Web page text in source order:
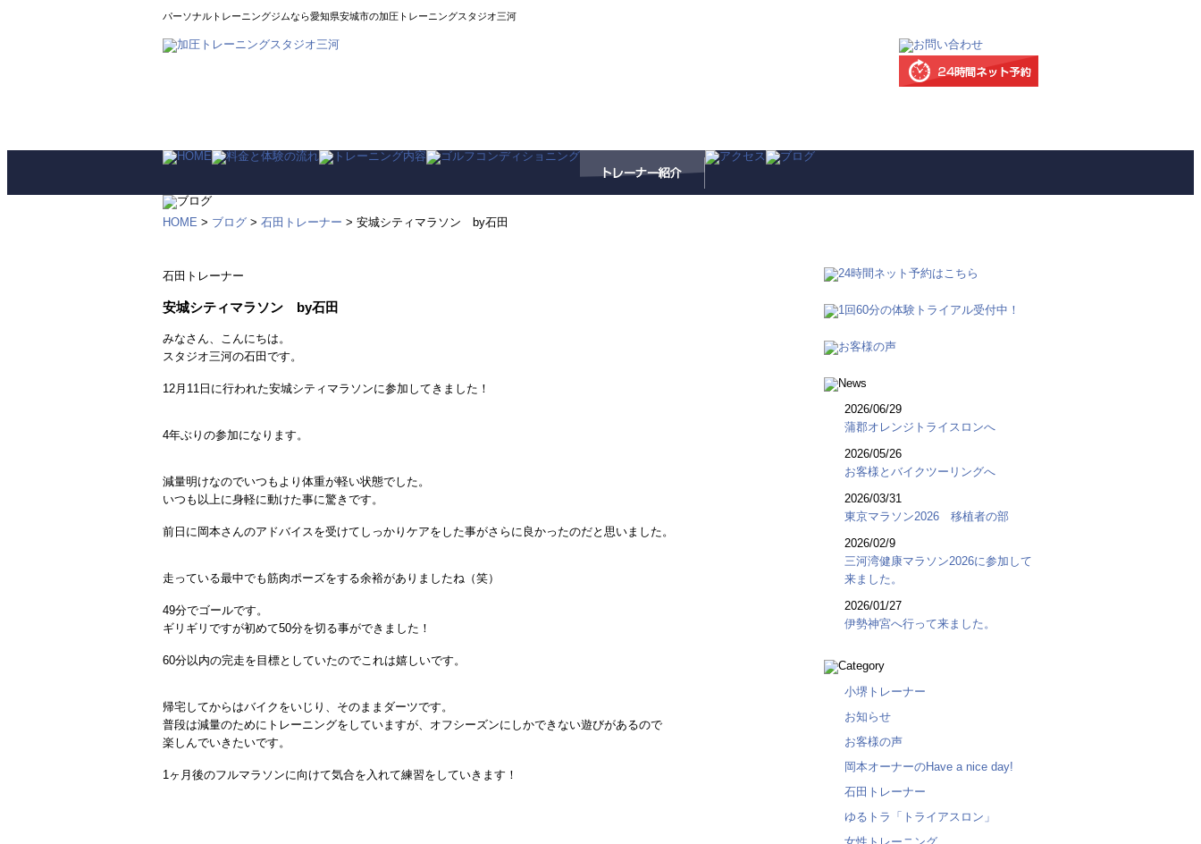
パーソナルトレーニングジムなら愛知県安城市の加圧トレーニングスタジオ三河
HOME > ブログ > 石田トレーナー > 安城シティマラソン by石田
石田トレーナー
安城シティマラソン by石田
みなさん、こんにちは。
スタジオ三河の石田です。
12月11日に行われた安城シティマラソンに参加してきました！
4年ぶりの参加になります。
減量明けなのでいつもより体重が軽い状態でした。
いつも以上に身軽に動けた事に驚きです。
前日に岡本さんのアドバイスを受けてしっかりケアをした事がさらに良かったのだと思いました。
走っている最中でも筋肉ポーズをする余裕がありましたね（笑）
49分でゴールです。
ギリギリですが初めて50分を切る事ができました！
60分以内の完走を目標としていたのでこれは嬉しいです。
帰宅してからはバイクをいじり、そのままダーツです。
普段は減量のためにトレーニングをしていますが、オフシーズンにしかできない遊びがあるので
楽しんでいきたいです。
1ヶ月後のフルマラソンに向けて気合を入れて練習をしていきます！
2026/06/29
蒲郡オレンジトライスロンへ
2026/05/26
お客様とバイクツーリングへ
2026/03/31
東京マラソン2026 移植者の部
2026/02/9
三河湾健康マラソン2026に参加して
来ました。
2026/01/27
伊勢神宮へ行って来ました。
小堺トレーナー
お知らせ
お客様の声
岡本オーナーのHave a nice day!
石田トレーナー
ゆるトラ「トライアスロン」